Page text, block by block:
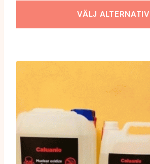
till
VÄLJ ALTERNATIV
har
Alternativen
kan
väljas
på
produktsidan